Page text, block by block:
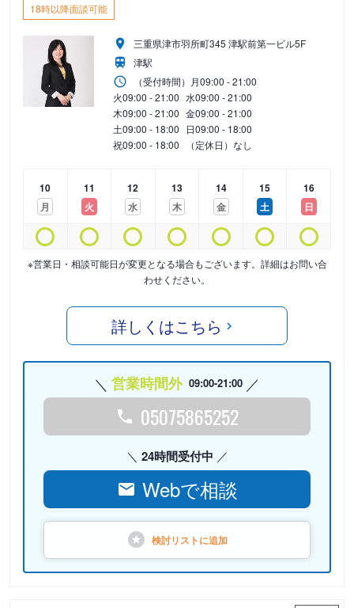
18時以降面談可能
三重県津市羽所町345 津駅前第一ビル5F
津駅
（受付時間） 月09:00 - 21:00
火09:00 - 21:00 水09:00 - 21:00
木09:00 - 21:00 金09:00 - 21:00
土09:00 - 18:00 日09:00 - 18:00
祝09:00 - 18:00 （定休日）なし
10
月
11
火
12
水
13
木
14
金
15
土
16
日
※営業日・相談可能日が変更となる場合もございます。詳細はお問い合
わせください。
詳しくはこちら
営業時間外 09:00-21:00
05075865252
24時間受付中
Webで相談
検討リストに追加